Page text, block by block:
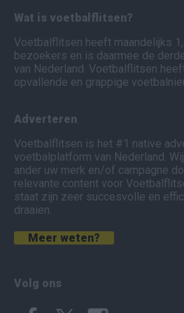
Wat is voetbalflitsen?
Voetbalflitsen heeft maandelijks
bezoekers en is daarmee de
van Nederland. Voetbalflitsen
opvallende en grappige
Adverteren
Voetbalflitsen is het #1 native
voetbalplatform van Nederland.
ander uw merk en/of campagne
relevante content voor
staat zijn zeer succesvolle en
draaien.
Meer weten?
Volg ons